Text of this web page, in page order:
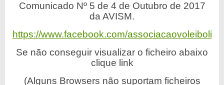
Comunicado Nº 5 de 4 de Outubro de 2017
da AVISM.
https://www.facebook.com/
Se não conseguir visualizar o ficheiro abaixo
clique link
(Alguns Browsers não suportam ficheiros